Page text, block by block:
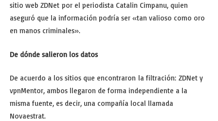
sitio web ZDNet por el periodista Catalin Cimpanu, quien
aseguró que la información podría ser «tan valioso como oro
en manos criminales».
De dónde salieron los datos
De acuerdo a los sitios que encontraron la filtración: ZDNet y
vpnMentor, ambos llegaron de forma independiente a la
misma fuente, es decir, una compañía local llamada
Novaestrat.